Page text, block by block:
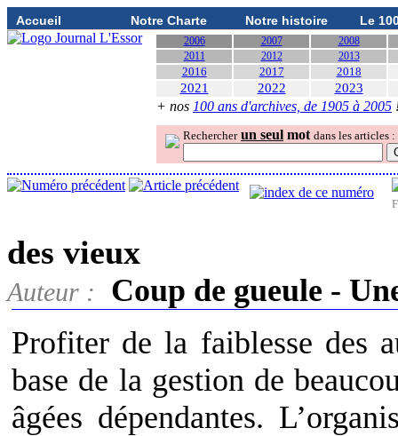
Accueil Notre Charte Notre histoire Le
2006 2007
2008
2011
2012 2013
2016 2017 2018
2021 2022 2023
+ nos 100 ans d'archives, de 1905 à 2005
Rechercher un seul mot dans les articles :
des vieux
Auteur :
Coup de gueule -
Profiter de la faiblesse des
base de la gestion de
âgées dépendantes.